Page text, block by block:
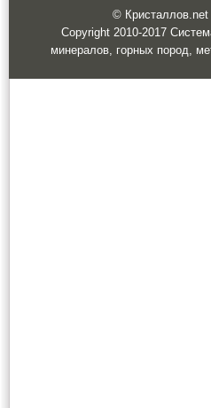
©
Copyright 2010-2017
минералов, горных пород,